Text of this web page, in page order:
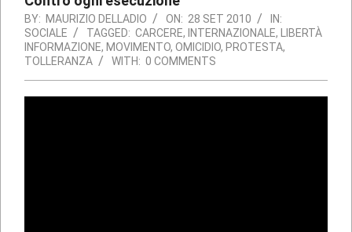
BY: MAURIZIO DELLADIO ON: 28 SET 2010
IN:
SOCIALE
TAGGED: CARCERE, INTERNAZIONALE, LIBERTÀ
INFORMAZIONE, MOVIMENTO, OMICIDIO, PROTESTA,
TOLLERANZA
WITH: 0 COMMENTS